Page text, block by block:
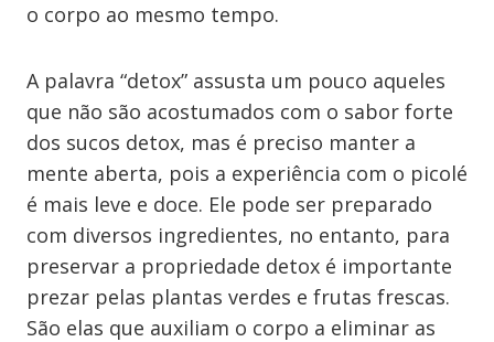
o corpo ao mesmo tempo.
A palavra “detox” assusta um pouco aqueles
que não são acostumados com o sabor forte
dos sucos detox, mas é preciso manter a
mente aberta, pois a experiência com o picolé
é mais leve e doce. Ele pode ser preparado
com diversos ingredientes, no entanto, para
preservar a propriedade detox é importante
prezar pelas plantas verdes e frutas frescas.
São elas que auxiliam o corpo a eliminar as